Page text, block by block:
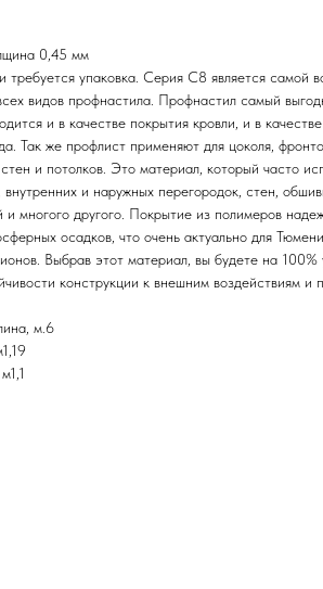
0,45 мм
требуется упаковка. Серия С8 является самой
видов профнастила. Профнастил самый
и в качестве покрытия кровли, и в
Так же профлист применяют для цоколя,
и потолков. Это материал, который часто
внутренних и наружных перегородок, стен,
и многого другого. Покрытие из полимеров
осадков, что очень актуально для
Выбрав этот материал, вы будете на 100%
конструкции к внешним воздействиям
м.6